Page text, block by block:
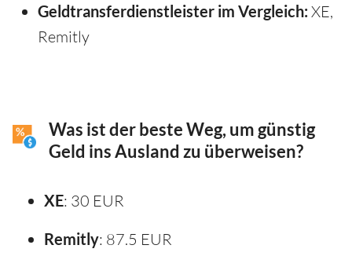
Geldtransferdienstleister im Vergleich: XE,
Remitly
Was ist der beste Weg, um günstig
Geld ins Ausland zu überweisen?
XE: 30 EUR
Remitly: 87.5 EUR